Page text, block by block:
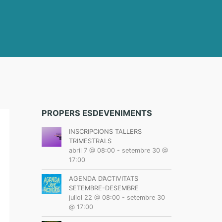
PROPERS ESDEVENIMENTS
INSCRIPCIONS TALLERS
TRIMESTRALS
abril 7 @ 08:00- setembre 30 @
17:00
AGENDA D’ACTIVITATS
SETEMBRE-DESEMBRE
juliol 22 @ 08:00- setembre 30
@ 17:00